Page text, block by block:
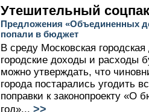
Утешительный
Предложения «Объединенных
попали в бюджет
В среду Московская
городские доходы и расходы
можно утверждать, что
города постарались угодить
поправки к законопроекту «О
год»... >>